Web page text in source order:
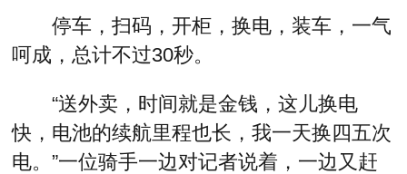
停车，扫码，开柜，换电，装车，一气
呵成，总计不过30秒。
“送外卖，时间就是金钱，这儿换电
快，电池的续航里程也长，我一天换四五次
电。”一位骑手一边对记者说着，一边又赶